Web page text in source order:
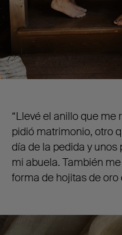
“Llevé el anillo que
pidió matrimonio, otro
día de la pedida y
mi abuela. También
forma de hojitas de oro